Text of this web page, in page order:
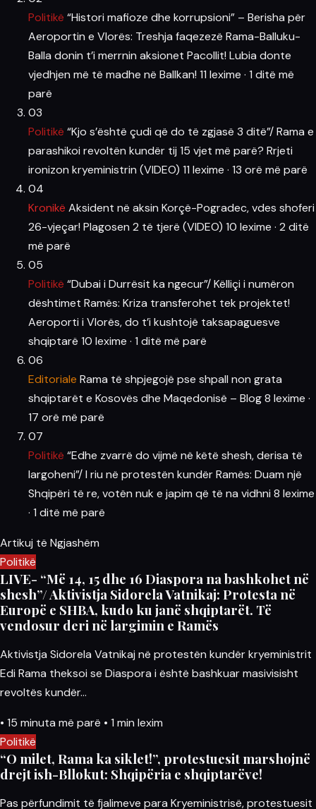
Politikë “Histori mafioze dhe korrupsioni” – Berisha për
Aeroportin e Vlorës: Treshja faqezezë Rama-Balluku-
Balla donin t’i merrnin aksionet Pacollit! Lubia donte
vjedhjen më të madhe në Ballkan! 11 lexime · 1 ditë më
parë
03
Politikë “Kjo s’është çudi që do të zgjasë 3 ditë”/ Rama e
parashikoi revoltën kundër tij 15 vjet më parë? Rrjeti
ironizon kryeministrin (VIDEO) 11 lexime · 13 orë më parë
04
Kronikë Aksident në aksin Korçë-Pogradec, vdes shoferi
26-vjeçar! Plagosen 2 të tjerë (VIDEO) 10 lexime · 2 ditë
më parë
05
Politikë “Dubai i Durrësit ka ngecur”/ Këlliçi i numëron
dështimet Ramës: Kriza transferohet tek projektet!
Aeroporti i Vlorës, do t’i kushtojë taksapaguesve
shqiptarë 10 lexime · 1 ditë më parë
06
Editoriale Rama të shpjegojë pse shpall non grata
shqiptarët e Kosovës dhe Maqedonisë – Blog8 lexime ·
17 orë më parë
07
Politikë “Edhe zvarrë do vijmë në këtë shesh, derisa të
largoheni”/ I riu në protestën kundër Ramës: Duam një
Shqipëri të re, votën nuk e japim që të na vidhni 8 lexime
· 1 ditë më parë
Artikuj të Ngjashëm
Politikë
LIVE- “Më 14, 15 dhe 16 Diaspora na bashkohet në
shesh”/ Aktivistja Sidorela Vatnikaj: Protesta në
Europë e SHBA, kudo ku janë shqiptarët. Të
vendosur deri në largimin e Ramës
Aktivistja Sidorela Vatnikaj në protestën kundër kryeministrit
Edi Rama theksoi se Diaspora i është bashkuar masivisisht
revoltës kundër…
• 15 minuta më parë • 1 min lexim
Politikë
“O milet, Rama ka siklet!”, protestuesit marshojnë
drejt ish-Bllokut: Shqipëria e shqiptarëve!
Pas përfundimit të fjalimeve para Kryeministrisë, protestuesit